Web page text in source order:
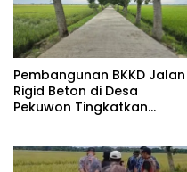
Pembangunan BKKD Jalan
Rigid Beton di Desa
Pekuwon Tingkatkan
Pupati Bojonegoro